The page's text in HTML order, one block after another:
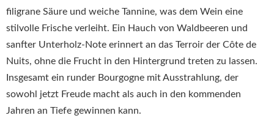
filigrane Säure und weiche Tannine, was dem Wein eine
stilvolle Frische verleiht. Ein Hauch von Waldbeeren und
sanfter Unterholz-Note erinnert an das Terroir der Côte de
Nuits, ohne die Frucht in den Hintergrund treten zu lassen.
Insgesamt ein runder Bourgogne mit Ausstrahlung, der
sowohl jetzt Freude macht als auch in den kommenden
Jahren an Tiefe gewinnen kann.